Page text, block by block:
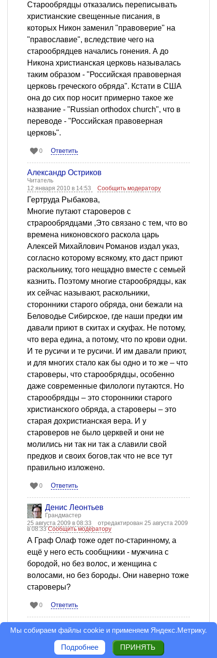
Старообрядцы отказались переписывать
христианские свещенные писания, в
которых Никон заменил "правоверие" на
"православие", вследствие чего на
старообрядцев начались гонения. А до
Никона христианская церковь называлась
таким образом - "Российская правоверная
церковь греческого обряда". Кстати в США
она до сих пор носит примерно такое же
название - "Russian orthodox church", что в
переводе - "Российская правоверная
церковь".
0 Ответить
Александр Остриков
Читатель
12 января 2010 в 14:53
Сообщить модератору
Гертруда Рыбакова,
Многие путают староверов с
страрообрядцами ,Это связано с тем, что во
времена никоновского раскола царь
Алексей Михайлович Романов издал указ,
согласно которому всякому, кто даст приют
раскольнику, того нещадно вместе с семьей
казнить. Поэтому многие старообрядцы, как
их сейчас называют, раскольники,
сторонники старого обряда, они бежали на
Беловодье Сибирское, где наши предки им
давали приют в скитах и скуфах. Не потому,
что вера едина, а потому, что по крови одни.
И те русичи и те русичи. И им давали приют,
и для многих стало как бы одно и то же – что
староверы, что старообрядцы, особенно
даже современные филологи путаются. Но
старообрядцы – это сторонники старого
христианского обряда, а староверы – это
старая дохристианская вера. И у
староверов не было церквей и они не
молились ни так ни так а славили свой
предков и своих богов,так что не все тут
правильно изложено.
0 Ответить
Денис Леонтьев
Грандмастер
25 августа 2009 в 08:33
отредактирован 25 августа 2009
в 08:33Сообщить модератору
А Граф Олаф тоже одет по-старинному, а
ещё у него есть сообщники - мужчина с
бородой, но без волос, и женщина с
волосами, но без бороды. Они наверно тоже
староверы?
0 Ответить
Денис Леонтьев
Грандмастер
25 августа 2009 в 08:32
Сообщить модератору
У нас тут на районе попадаются люди,
Мы собираем файлы cookie и применяем Яндекс.Метрику.
Подробнее ПРИНЯТЬ